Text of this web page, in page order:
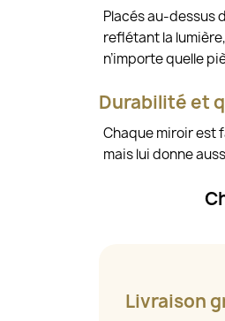
Placés au-dessus
reflétant la
n’importe quelle
Durabilité et
Chaque miroir est
mais lui donne
Livraison